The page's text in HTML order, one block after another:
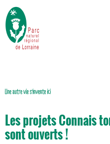
Les projets Connais
sont ouverts !